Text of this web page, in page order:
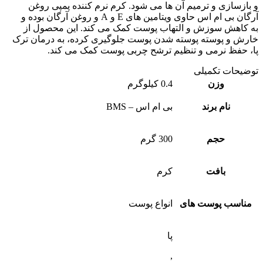
و ترمیم آن ها می شود. کرم نرم کننده پمپی روغن
آرگان بی ام اس حاوی ویتامین های E و A و روغن آرگان بوده و
کاهش سوزش و التهاب پوست کمک می کند. این محصول از
و پوسته پوسته شدن پوست جلوگیری کرده، به درمان ترک
حفظ نرمی و تنظیم ترشح چربی پوست کمک می کند.
تکمیلی
وزن
نام برند بی ام اس – BMS
حجم
بافت کرم
پوست های انواع پوست